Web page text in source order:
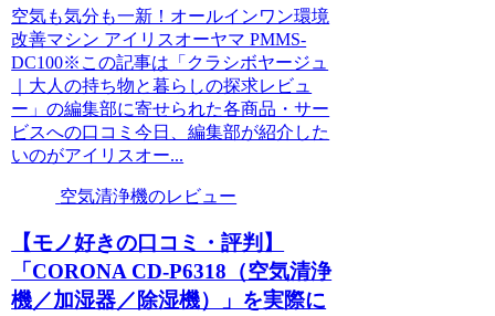
空気も気分も一新！オールインワン環境
改善マシン アイリスオーヤマ PMMS-
DC100※この記事は「クラシボヤージュ
｜大人の持ち物と暮らしの探求レビュ
ー」の編集部に寄せられた各商品・サー
ビスへの口コミ今日、編集部が紹介した
いのがアイリスオー...
空気清浄機のレビュー
【モノ好きの口コミ・評判】
「CORONA CD-P6318（空気清浄
機／加湿器／除湿機）」を実際に